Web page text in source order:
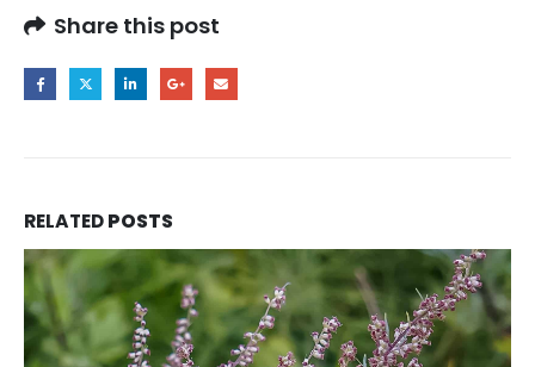
Share this post
RELATEDPOSTS